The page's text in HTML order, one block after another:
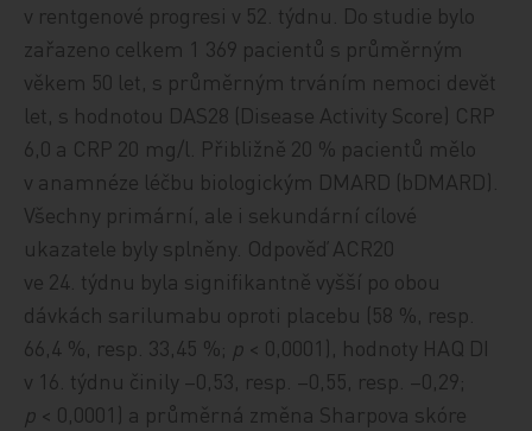
v rentgenové progresi v 52. týdnu. Do studie bylo
zařazeno celkem 1 369 pacientů s průměrným
věkem 50 let, s průměrným trváním nemoci devět
let, s hodnotou DAS28 (Disease Activity Score) CRP
6,0 a CRP 20 mg/l. Přibližně 20 % pacientů mělo
v anamnéze léčbu biologickým DMARD (bDMARD).
Všechny primární, ale i sekundární cílové
ukazatele byly splněny. Odpověď ACR20
ve 24. týdnu byla signifikantně vyšší po obou
dávkách sarilumabu oproti placebu (58 %, resp.
66,4 %, resp. 33,45 %; p < 0,0001), hodnoty HAQ DI
v 16. týdnu činily –0,53, resp. –0,55, resp. –0,29;
p < 0,0001) a průměrná změna Sharpova skóre